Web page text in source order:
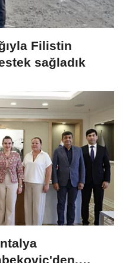
Filistin
sağladık